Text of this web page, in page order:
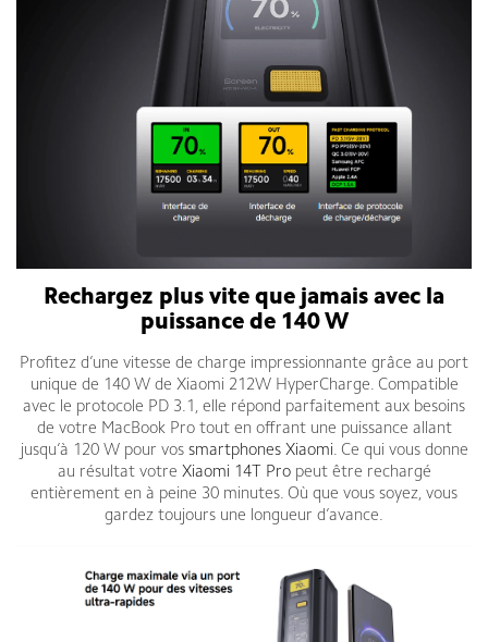
Rechargez plus vite que jamais avec la
puissance de 140 W
Profitez d’une vitesse de charge impressionnante grâce au port
unique de 140 W de Xiaomi 212W HyperCharge. Compatible
avec le protocole PD 3.1, elle répond parfaitement aux besoins
de votre MacBook Pro tout en offrant une puissance allant
jusqu’à 120 W pour vos smartphones Xiaomi. Ce qui vous donne
au résultat votre Xiaomi 14T Propeut être rechargé
entièrement en à peine 30 minutes. Où que vous soyez, vous
gardez toujours une longueur d’avance.